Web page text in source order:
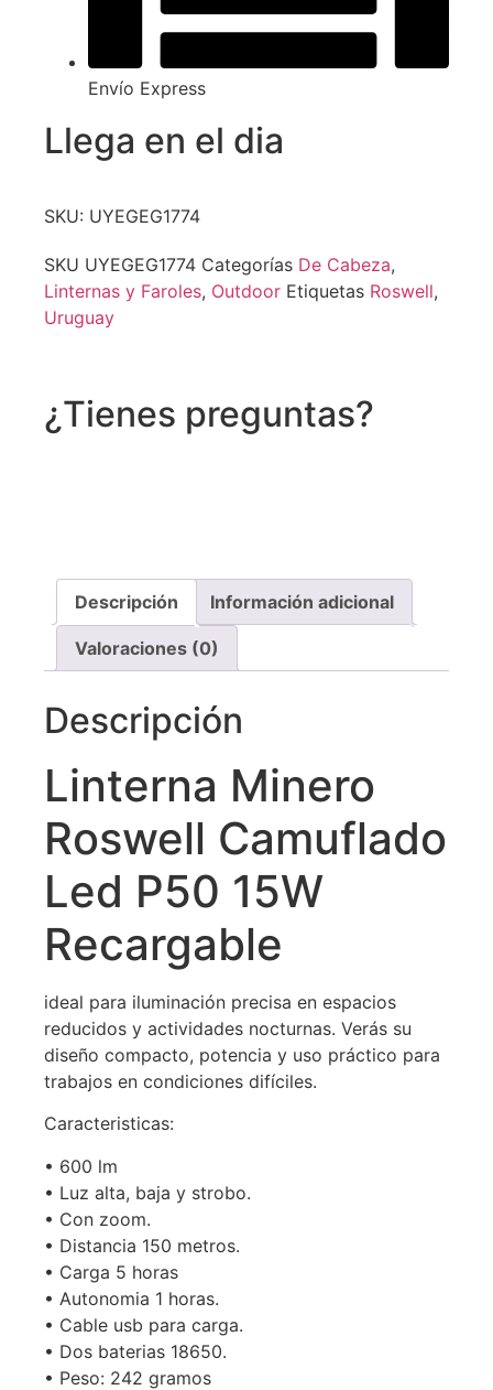
Envío Express
Llega en el dia
SKU: UYEGEG1774
SKU UYEGEG1774 Categorías De Cabeza,
Linternas y Faroles, Outdoor Etiquetas Roswell,
Uruguay
¿Tienes preguntas?
Descripción Información adicional
Valoraciones (0)
Descripción
Linterna Minero
Roswell Camuflado
Led P50 15W
Recargable
ideal para iluminación precisa en espacios
reducidos y actividades nocturnas. Verás su
diseño compacto, potencia y uso práctico para
trabajos en condiciones difíciles.
Caracteristicas:
• 600 lm
• Luz alta, baja y strobo.
• Con zoom.
• Distancia 150 metros.
• Carga 5 horas
• Autonomia 1 horas.
• Cable usb para carga.
• Dos baterias 18650.
• Peso: 242 gramos